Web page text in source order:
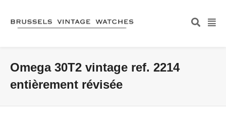
Omega 30T2 vintage ref. 2214
entièrement révisée